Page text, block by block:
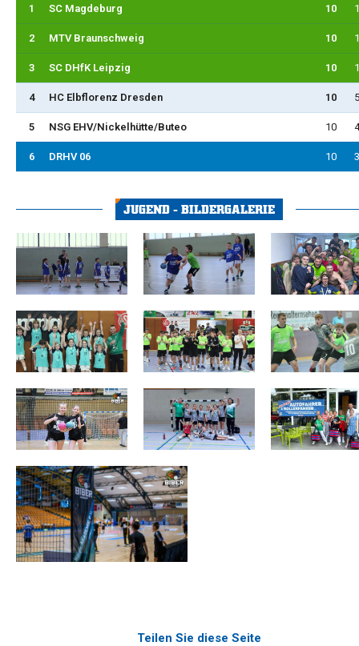
1 SC Magdeburg 10
2 MTV Braunschweig 10
3 SC DHfK Leipzig 10
4 HC Elbflorenz Dresden 10
5 NSG EHV/Nickelhütte/Buteo 10
6 DRHV 06 10
JUGEND - BILDERGALERIE
Teilen Sie diese Seite